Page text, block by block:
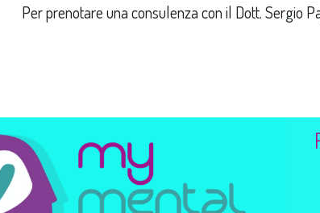
Per prenotare una consulenza con il Dott. Sergio